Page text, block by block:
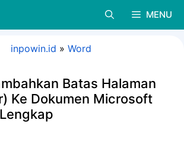
MENU
inpowin.id » Word
Batas Halaman
Ke Dokumen Microsoft